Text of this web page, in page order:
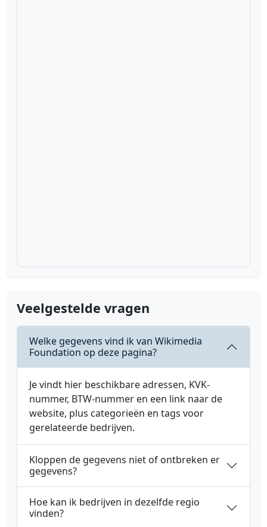
Veelgestelde vragen
Welke gegevens vind ik van Wikimedia
Foundation op deze pagina?
Je vindt hier beschikbare adressen, KVK-
nummer, BTW-nummer en een link naar de
website, plus categorieën en tags voor
gerelateerde bedrijven.
Kloppen de gegevens niet of ontbreken er
gegevens?
Hoe kan ik bedrijven in dezelfde regio
vinden?